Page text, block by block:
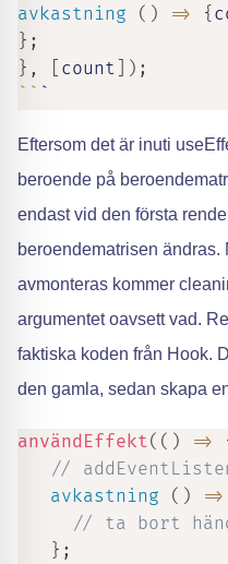
avkastning
( ) => {
} ;
} , count ) ;
Eftersom det är inuti
beroende på
endast vid den första
beroendematrisen ändras.
avmonteras kommer
argumentet oavsett vad.
faktiska koden från Hook.
den gamla, sedan skapa
användEffekt( ( ) =>
//
avkastning
( ) =>
// ta bort
} ;